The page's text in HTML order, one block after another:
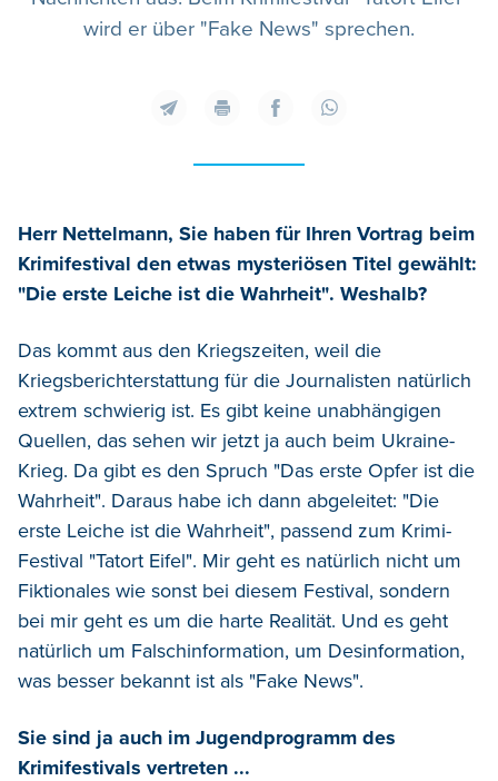
wird er über "Fake News" sprechen.
Herr Nettelmann, Sie haben für Ihren Vortrag beim
Krimifestival den etwas mysteriösen Titel gewählt:
"Die erste Leiche ist die Wahrheit". Weshalb?
Das kommt aus den Kriegszeiten, weil die
Kriegsberichterstattung für die Journalisten natürlich
extrem schwierig ist. Es gibt keine unabhängigen
Quellen, das sehen wir jetzt ja auch beim Ukraine-
Krieg. Da gibt es den Spruch "Das erste Opfer ist die
Wahrheit". Daraus habe ich dann abgeleitet: "Die
erste Leiche ist die Wahrheit", passend zum Krimi-
Festival "Tatort Eifel". Mir geht es natürlich nicht um
Fiktionales wie sonst bei diesem Festival, sondern
bei mir geht es um die harte Realität. Und es geht
natürlich um Falschinformation, um Desinformation,
was besser bekannt ist als "Fake News".
Sie sind ja auch im Jugendprogramm des
Krimifestivals vertreten ...